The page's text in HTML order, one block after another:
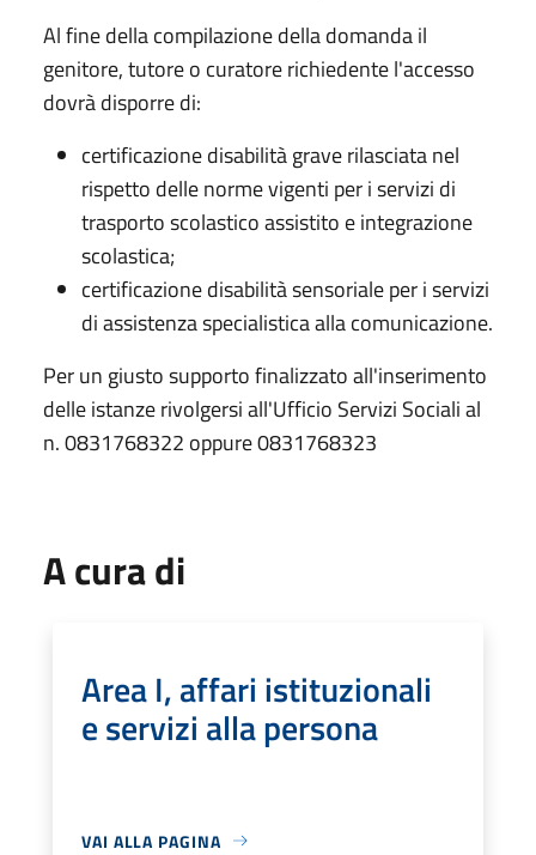
Al fine della compilazione della domanda il
genitore, tutore o curatore richiedente l'accesso
dovrà disporre di:
certificazione disabilità grave rilasciata nel
rispetto delle norme vigenti per i servizi di
trasporto scolastico assistito e integrazione
scolastica;
certificazione disabilità sensoriale per i servizi
di assistenza specialistica alla comunicazione.
Per un giusto supporto finalizzato all'inserimento
delle istanze rivolgersi all'Ufficio Servizi Sociali al
n. 0831768322 oppure 0831768323
A cura di
Area I, affari istituzionali
e servizi alla persona
VAI ALLA PAGINA